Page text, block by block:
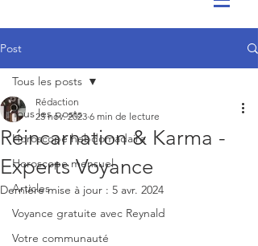
Post
Tous les posts
Horoscope hebdomadaire
Horoscope mensuel
Articles
Voyance gratuite avec Reynald
Votre communauté
Tous les posts
Réincarnation & Karma -
Experts Voyance
Rédaction
23 nov. 2023 6 min de lecture
Dernière mise à jour : 5 avr. 2024